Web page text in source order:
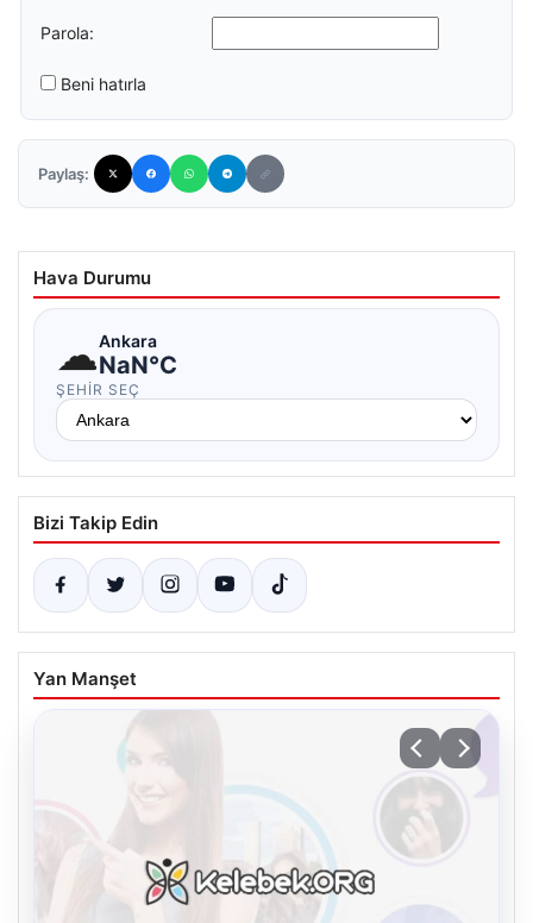
Parola:
Beni hatırla
Paylaş:
Hava Durumu
☁Ankara
NaN°C
ŞEHIR SEÇ
Bizi Takip Edin
Yan Manşet